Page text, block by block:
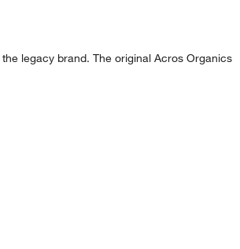
legacy brand. The original Acros Organics